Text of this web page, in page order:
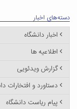
دسته‌های اخبار
اخبار دانشگاه
اطلاعیه ها
گزارش ویدئویی
دستاورد و افتخارات
پیام ریاست دانشگاه